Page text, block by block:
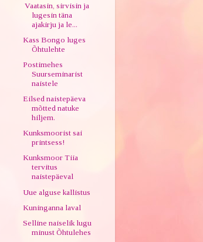
Vaatasin, sirvisin ja
lugesin täna
ajakirju ja le...
Kass Bongo luges
Õhtulehte
Postimehes
Suurseminarist
naistele
Eilsed naistepäeva
mõtted natuke
hiljem.
Kunksmoorist sai
printsess!
Kunksmoor Tiia
tervitus
naistepäeval
Uue alguse kallistus
Kuninganna laval
Selline naiselik lugu
minust Õhtulehes